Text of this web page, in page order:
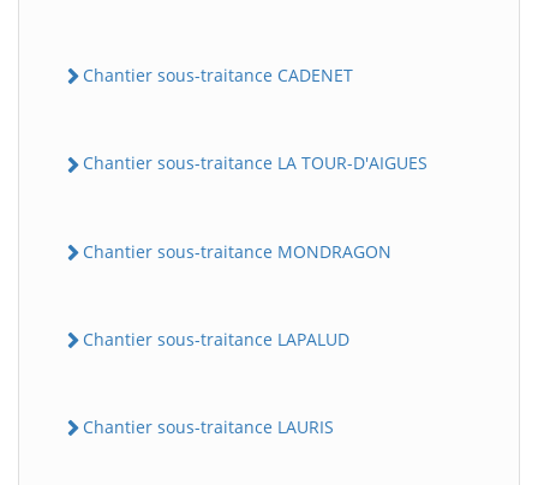
Chantier sous-traitance CADENET
Chantier sous-traitance LA TOUR-D'AIGUES
Chantier sous-traitance MONDRAGON
Chantier sous-traitance LAPALUD
Chantier sous-traitance LAURIS